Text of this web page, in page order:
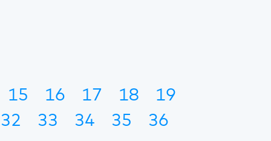
15 16 17 18
19
32 33 34 35
36